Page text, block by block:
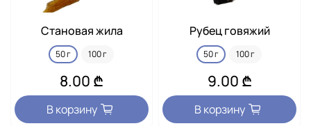
Становая жила
50 г 100 г
8.00 ₾
В корзину
Рубец говяжий
50 г 100 г
9.00 ₾
В корзину